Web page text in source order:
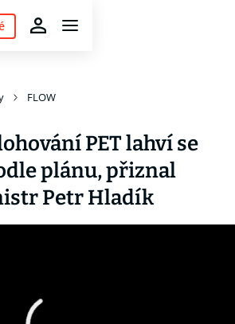
FLOW
PET lahví se
plánu, přiznal
Petr Hladík